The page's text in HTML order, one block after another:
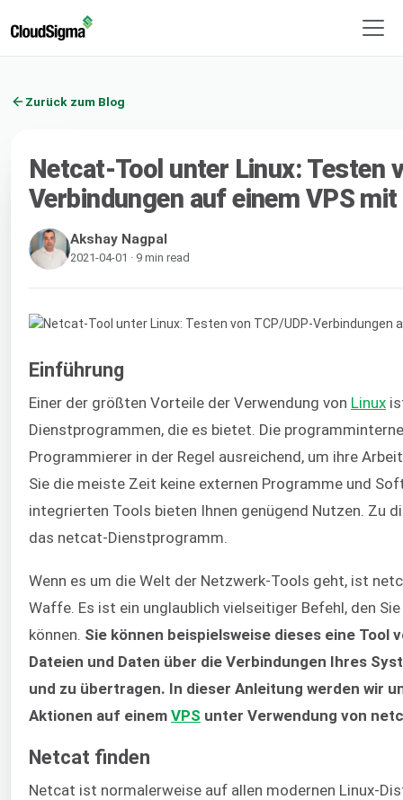
Zurück zum Blog
Netcat-Tool unter Linux: Testen
Verbindungen auf einem VPS
Akshay Nagpal
2021-04-01 · 9 min read
Einführung
Einer der größten Vorteile der Verwendung von Linux
Dienstprogrammen, die es bietet. Die
Programmierer in der Regel ausreichend, um ihre
Sie die meiste Zeit keine externen Programme und
integrierten Tools bieten Ihnen genügend Nutzen. Zu
das netcat-Dienstprogramm.
Wenn es um die Welt der Netzwerk-Tools geht, ist
Waffe. Es ist ein unglaublich vielseitiger Befehl, den
können. Sie können beispielsweise dieses eine Tool
Dateien und Daten über die Verbindungen Ihres
und zu übertragen. In dieser Anleitung werden wir
Aktionen auf einem VPS unter Verwendung von
Netcat finden
Netcat ist normalerweise auf allen modernen Linux-